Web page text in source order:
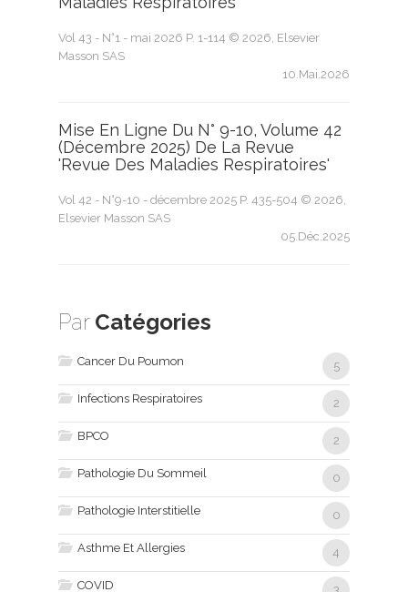
Vol 43 - N°1 - mai 2026 P. 1-114 © 2026, Elsevier
Masson SAS
10.Mai.2026
Mise En Ligne Du N° 9-10, Volume 42
(décembre 2025) De La Revue
'Revue Des Maladies Respiratoires'
Vol 42 - N°9-10 - décembre 2025 P. 435-504 © 2026,
Elsevier Masson SAS
05.Déc.2025
Par Catégories
Cancer Du Poumon 5
Infections Respiratoires 2
BPCO 2
Pathologie Du Sommeil 0
Pathologie Interstitielle 0
Asthme Et Allergies 4
COVID